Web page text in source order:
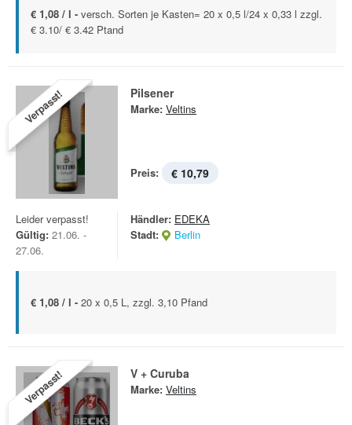
€ 1,08 / l - versch. Sorten je Kasten= 20 x 0,5 l/24 x 0,33 l zzgl.
€ 3.10/ € 3.42 Ptand
Verpasst! Pilsener
Marke: Veltins
Preis: € 10,79
Leider verpasst!
Gültig: 21.06. -
27.06.
Händler: EDEKA
Stadt:
Berlin
€ 1,08 / l - 20 x 0,5 L, zzgl. 3,10 Pfand
Verpasst! V + Curuba
Marke: Veltins